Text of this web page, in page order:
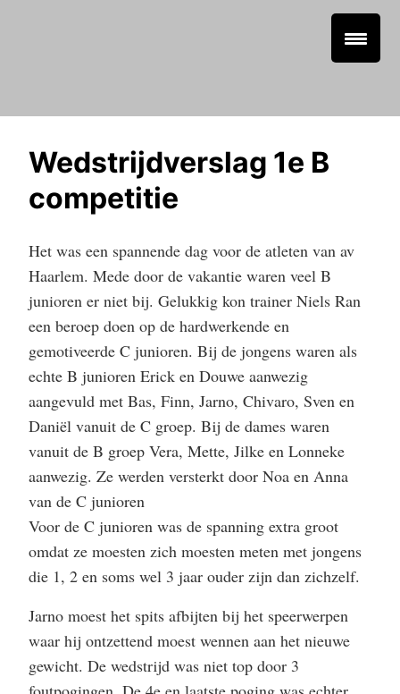
Wedstrijdverslag 1e B
competitie
Het was een spannende dag voor de atleten van av
Haarlem. Mede door de vakantie waren veel B
junioren er niet bij. Gelukkig kon trainer Niels Ran
een beroep doen op de hardwerkende en
gemotiveerde C junioren. Bij de jongens waren als
echte B junioren Erick en Douwe aanwezig
aangevuld met Bas, Finn, Jarno, Chivaro, Sven en
Daniël vanuit de C groep. Bij de dames waren
vanuit de B groep Vera, Mette, Jilke en Lonneke
aanwezig. Ze werden versterkt door Noa en Anna
van de C junioren
Voor de C junioren was de spanning extra groot
omdat ze moesten zich moesten meten met jongens
die 1, 2 en soms wel 3 jaar ouder zijn dan zichzelf.
Jarno moest het spits afbijten bij het speerwerpen
waar hij ontzettend moest wennen aan het nieuwe
gewicht. De wedstrijd was niet top door 3